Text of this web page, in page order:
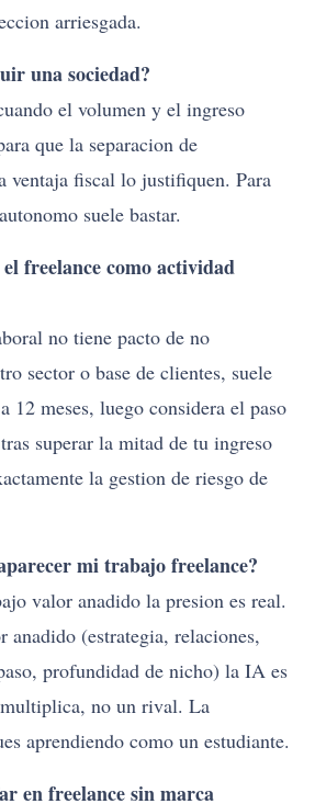
arriesgada.
una sociedad?
el volumen y el ingreso
que la separacion de
ventaja fiscal lo justifiquen. Para
suele bastar.
freelance como actividad
no tiene pacto de no
sector o base de clientes, suele
12 meses, luego considera el paso
superar la mitad de tu ingreso
la gestion de riesgo de
mi trabajo freelance?
valor anadido la presion es real.
anadido (estrategia, relaciones,
profundidad de nicho) la IA es
no un rival. La
aprendiendo como un estudiante.
en freelance sin marca